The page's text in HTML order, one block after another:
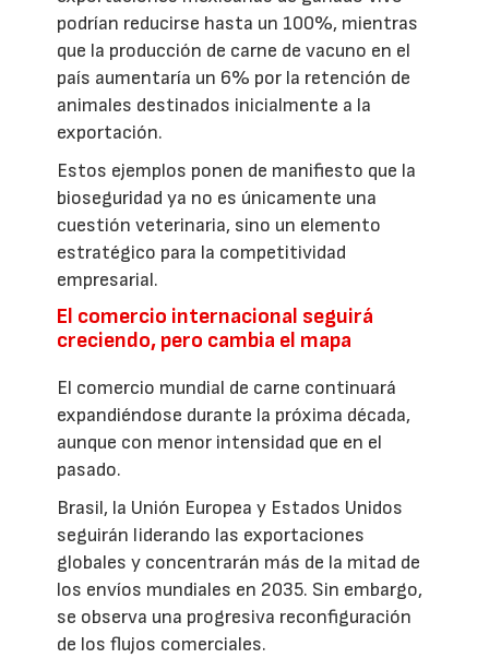
podrían reducirse hasta un 100%, mientras
que la producción de carne de vacuno en el
país aumentaría un 6% por la retención de
animales destinados inicialmente a la
exportación.
Estos ejemplos ponen de manifiesto que la
bioseguridad ya no es únicamente una
cuestión veterinaria, sino un elemento
estratégico para la competitividad
empresarial.
El comercio internacional seguirá
creciendo, pero cambia el mapa
El comercio mundial de carne continuará
expandiéndose durante la próxima década,
aunque con menor intensidad que en el
pasado.
Brasil, la Unión Europea y Estados Unidos
seguirán liderando las exportaciones
globales y concentrarán más de la mitad de
los envíos mundiales en 2035. Sin embargo,
se observa una progresiva reconfiguración
de los flujos comerciales.